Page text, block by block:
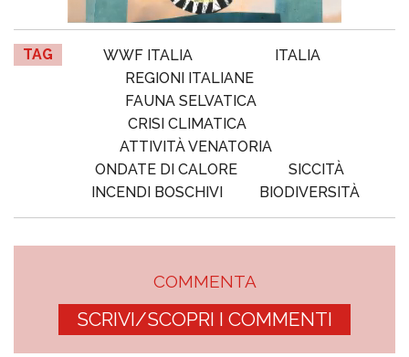
TAG WWF ITALIA
ITALIA
REGIONI ITALIANE
FAUNA SELVATICA
CRISI CLIMATICA
ATTIVITÀ VENATORIA
ONDATE DI CALORE
SICCITÀ
INCENDI BOSCHIVI
BIODIVERSITÀ
COMMENTA
SCRIVI/SCOPRI I COMMENTI